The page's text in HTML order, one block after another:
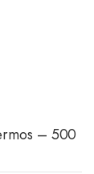
– 500